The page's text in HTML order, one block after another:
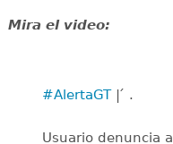
Mira el video:
#AlertaGT| ́ .
Usuario denuncia